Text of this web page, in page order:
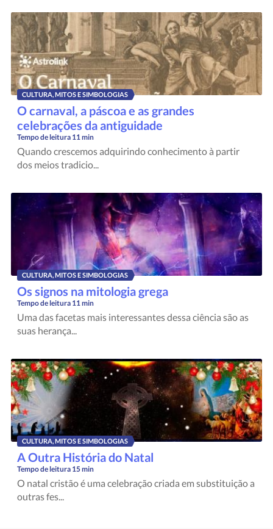
CULTURA, MITOS E SIMBOLOGIAS
O carnaval, a páscoa e as grandes
celebrações da antiguidade
Tempo de leitura 11 min
Quando crescemos adquirindo conhecimento à partir
dos meios tradicio...
CULTURA, MITOS E SIMBOLOGIAS
Os signos na mitologia grega
Tempo de leitura 11 min
Uma das facetas mais interessantes dessa ciência são as
suas herança...
CULTURA, MITOS E SIMBOLOGIAS
A Outra História do Natal
Tempo de leitura 15 min
O natal cristão é uma celebração criada em substituição a
outras fes...